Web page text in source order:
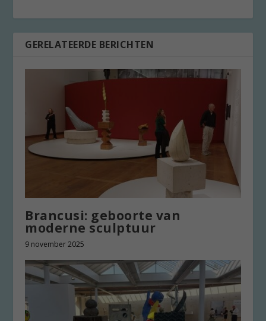
GERELATEERDE BERICHTEN
Brancusi: geboorte van
moderne sculptuur
9 november 2025